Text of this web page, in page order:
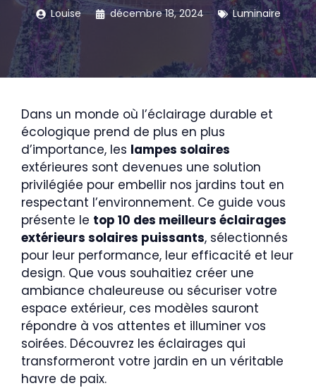
Louise décembre 18, 2024 Luminaire
Dans un monde où l’éclairage durable et
écologique prend de plus en plus
d’importance, les lampes solaires
extérieures sont devenues une solution
privilégiée pour embellir nos jardins tout en
respectant l’environnement. Ce guide vous
présente le top 10 des meilleurs éclairages
extérieurs solaires puissants, sélectionnés
pour leur performance, leur efficacité et leur
design. Que vous souhaitiez créer une
ambiance chaleureuse ou sécuriser votre
espace extérieur, ces modèles sauront
répondre à vos attentes et illuminer vos
soirées. Découvrez les éclairages qui
transformeront votre jardin en un véritable
havre de paix.